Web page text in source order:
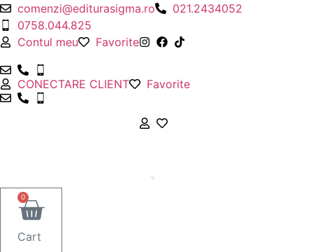
Sari
la
conținut
comenzi@editurasigma.ro
021.2434052
0758.044.825
Contul meu
Favorite
CONECTARE CLIENT Favorite
0
Cart